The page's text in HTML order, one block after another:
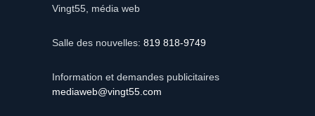
Vingt55, média web
Salle des nouvelles: 819 818-9749
Information et demandes publicitaires
mediaweb@vingt55.com